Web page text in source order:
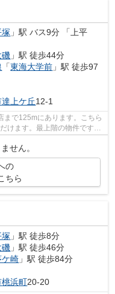
塚 」駅 バス9分 「上平
磯 」駅 徒歩44分
「東海大学前 」駅 徒歩97
達上ケ丘12-1
まで125mにあります。こちら
けます。最上階の物件です。
せん。
の
ちら
塚 」駅 徒歩8分
磯 」駅 徒歩46分
ケ崎 」駅 徒歩84分
桃浜町20-20